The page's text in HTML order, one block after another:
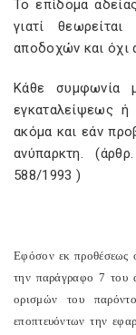
Το επίδομα
γιατί
αποδοχών και
Κάθε συμφωνία
εγκαταλείψεως ή
ακόμα και εάν
ανύπαρκτη.
588/1993 )
Εφόσον εκ προθέσεως
την παράγραφο 7 του
ορισμών του
εποπτευόντων την